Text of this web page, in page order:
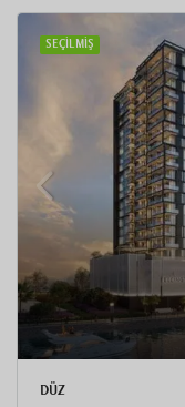
SEÇILMIŞ
DÜZ